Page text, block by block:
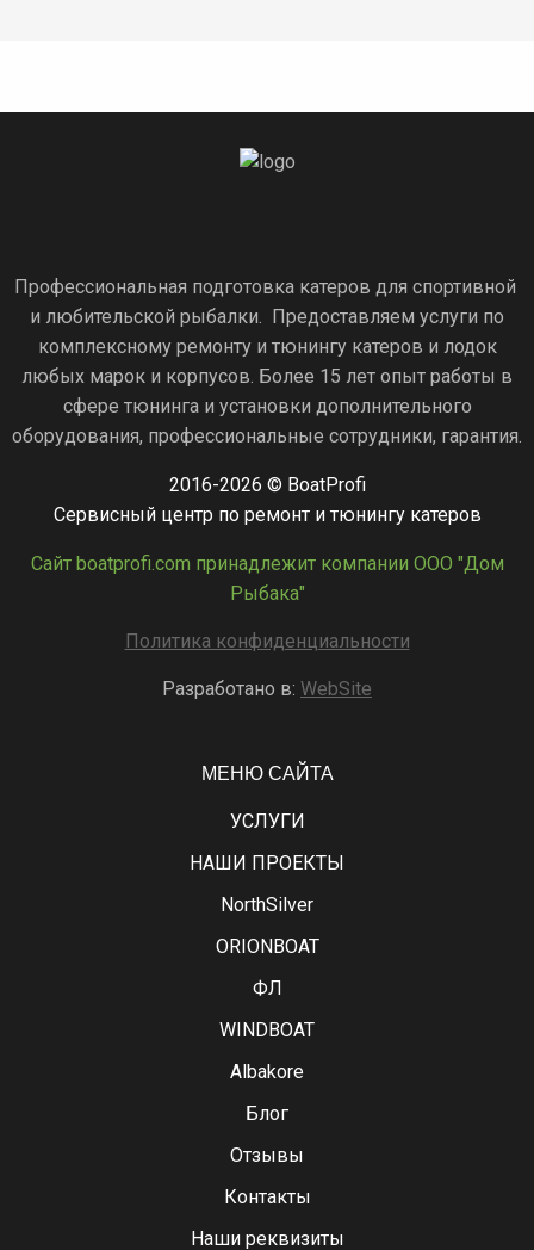
Профессиональная подготовка катеров для спортивной
и любительской рыбалки. Предоставляем услуги по
комплексному ремонту и тюнингу катеров и лодок
любых марок и корпусов. Более 15 лет опыт работы в
сфере тюнинга и установки дополнительного
оборудования, профессиональные сотрудники, гарантия.
2016-2026 © BoatProfi
Сервисный центр по ремонт и тюнингу катеров
Сайт boatprofi.com принадлежит компании ООО "Дом
Рыбака"
Политика конфиденциальности
Разработано в: WebSite
МЕНЮ САЙТА
УСЛУГИ
НАШИ ПРОЕКТЫ
NorthSilver
ORIONBOAT
ФЛ
WINDBOAT
Albakore
Блог
Отзывы
Контакты
Наши реквизиты